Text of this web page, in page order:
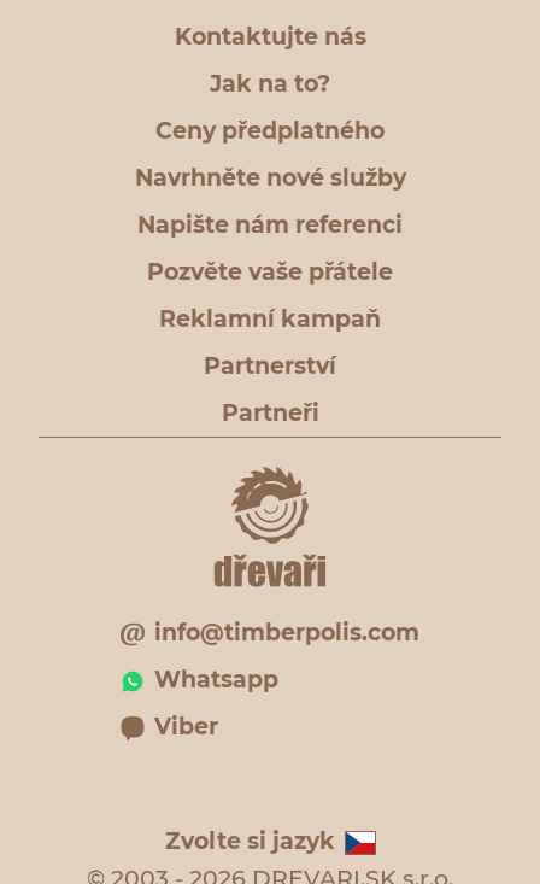
Kontaktujte nás
Jak na to?
Ceny předplatného
Navrhněte nové služby
Napište nám referenci
Pozvěte vaše přátele
Reklamní kampaň
Partnerství
Partneři
info@timberpolis.com
Whatsapp
Viber
Zvolte si jazyk